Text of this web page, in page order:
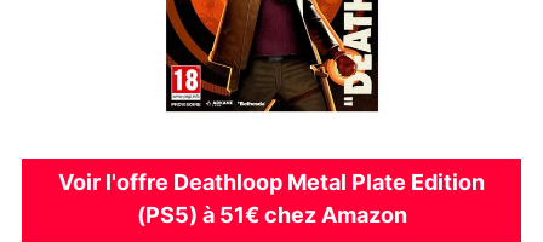
Voir l'offre Deathloop Metal Plate Edition
(PS5) à 51€ chez Amazon